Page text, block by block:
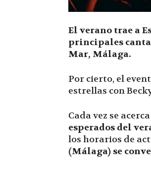
El verano trae a
principales
Mar, Málaga.
Por cierto, el
estrellas con
Cada vez se
esperados del
los horarios de
(Málaga) se